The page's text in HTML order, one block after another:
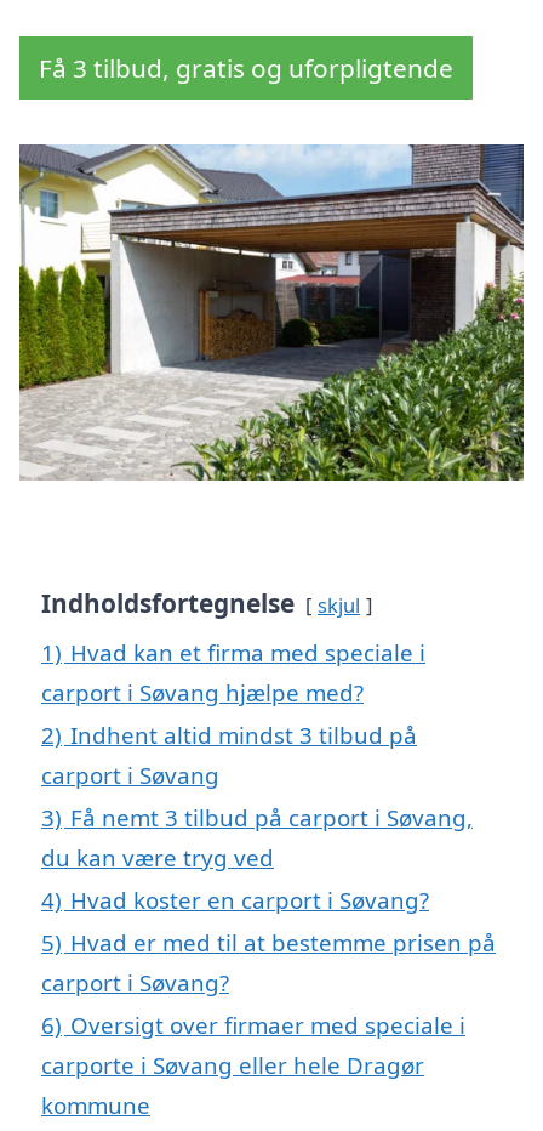
Få 3 tilbud, gratis og uforpligtende
Indholdsfortegnelse skjul
1) Hvad kan et firma med speciale i
carport i Søvang hjælpe med?
2) Indhent altid mindst 3 tilbud på
carport i Søvang
3) Få nemt 3 tilbud på carport i Søvang,
du kan være tryg ved
4) Hvad koster en carport i Søvang?
5) Hvad er med til at bestemme prisen på
carport i Søvang?
6) Oversigt over firmaer med speciale i
carporte i Søvang eller hele Dragør
kommune